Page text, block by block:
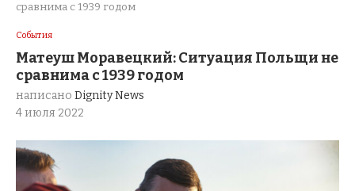
сравнима с 1939 годом
События
Матеуш Моравецкий: Ситуация Польщи не
сравнима с 1939 годом
написано Dignity News
4 июля 2022